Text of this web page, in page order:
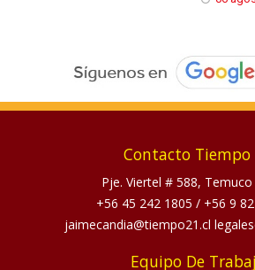
Contacto Tiempo
Pje. Viertel # 588, Temuco
+56 45 242 1805 / +56 9
jaimecandia@tiempo21.cl
Equipo De